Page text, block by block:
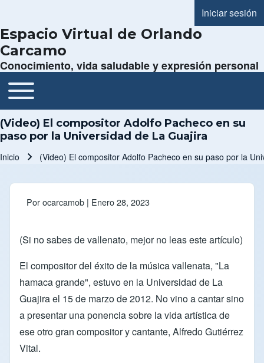
Menú de
Iniciar sesión
Espacio Virtual de Orlando
Carcamo
Conocimiento, vida saludable y expresión personal
Navegación principal
Toggle main menu
(Video) El compositor Adolfo Pacheco en su
paso por la Universidad de La Guajira
Inicio (Video) El compositor Adolfo Pacheco en su paso por la
Porocarcamob | Enero 28, 2023
(Si no sabes de vallenato, mejor no leas este artículo)
El compositor del éxito de la música vallenata, "La
hamaca grande", estuvo en la Universidad de La
Guajira el 15 de marzo de 2012. No vino a cantar sino
a presentar una ponencia sobre la vida artística de
ese otro gran compositor y cantante, Alfredo Gutiérrez
Vital.